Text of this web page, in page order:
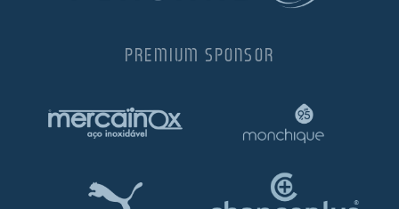
PREMIUM SPONSOR